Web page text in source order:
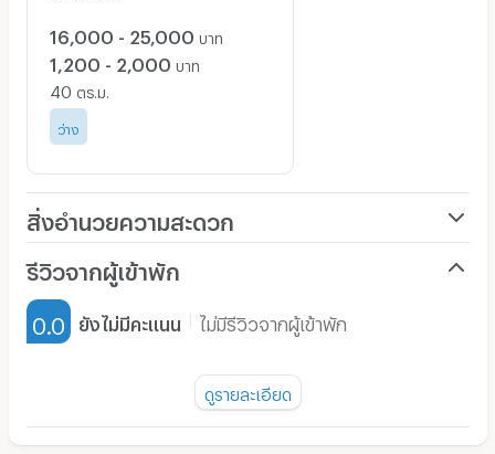
16,000 - 25,000 บาท
1,200 - 2,000 บาท
40 ตร.ม.
ว่าง
สิ่งอำนวยความสะดวก
เฟอร์นิเจอร์-ตู้, เตียง
เครื่องทำน้ำอุ่น
รีวิวจากผู้เข้าพัก
0.0 ยังไม่มีคะแนน ไม่มีรีวิวจากผู้เข้าพัก
ยังไม่มีรีวิวของอพาร์ทเม้นท์นี้
ดูรายละเอียด